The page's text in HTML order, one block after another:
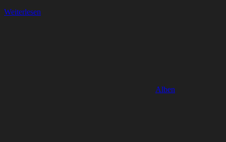
Weiterlesen
Alben